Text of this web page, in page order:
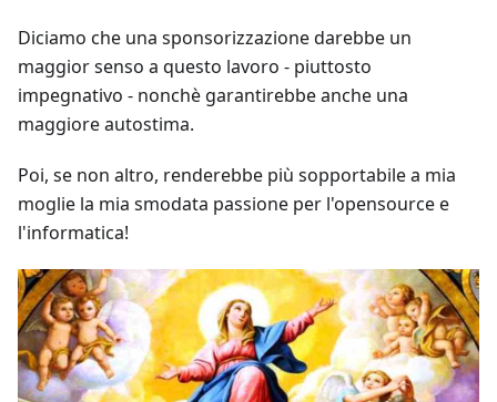
Diciamo che una sponsorizzazione darebbe un
maggior senso a questo lavoro - piuttosto
impegnativo - nonchè garantirebbe anche una
maggiore autostima.
Poi, se non altro, renderebbe più sopportabile a mia
moglie la mia smodata passione per l'opensource e
l'informatica!